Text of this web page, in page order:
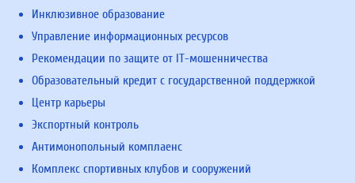
Инклюзивное образование
Управление информационных ресурсов
Рекомендации по защите от IT-мошенничества
Образовательный кредит с государственной поддержкой
Центр карьеры
Экспортный контроль
Антимонопольный комплаенс
Комплекс спортивных клубов и сооружений